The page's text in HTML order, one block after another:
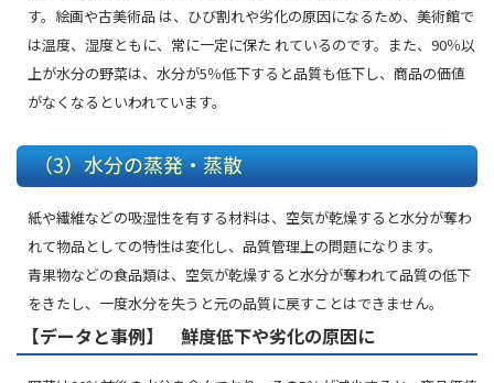
す。絵画や古美術品 は、ひび割れや劣化の原因になるため、美術館で
は温度、湿度ともに、常に一定に保た れているのです。また、90％以
上が水分の野菜は、水分が5％低下すると品質も低下し、商品の価値
がなくなるといわれています。
（3）水分の蒸発・蒸散
紙や繊維などの吸湿性を有する材料は、空気が乾燥すると水分が奪わ
れて物品としての特性は変化し、品質管理上の問題になります。
青果物などの食品類は、空気が乾燥すると水分が奪われて品質の低下
をきたし、一度水分を失うと元の品質に戻すことはできません。
【データと事例】 鮮度低下や劣化の原因に